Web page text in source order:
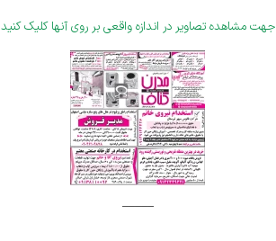
جهت مشاهده تصاویر در اندازه واقعی بر روی آنها کلیک کنید
_____